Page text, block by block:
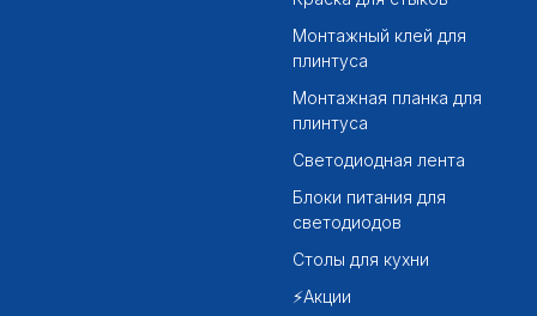
Монтажный клей для
плинтуса
Монтажная планка для
плинтуса
Светодиодная лента
Блоки питания для
светодиодов
Столы для кухни
⚡Акции